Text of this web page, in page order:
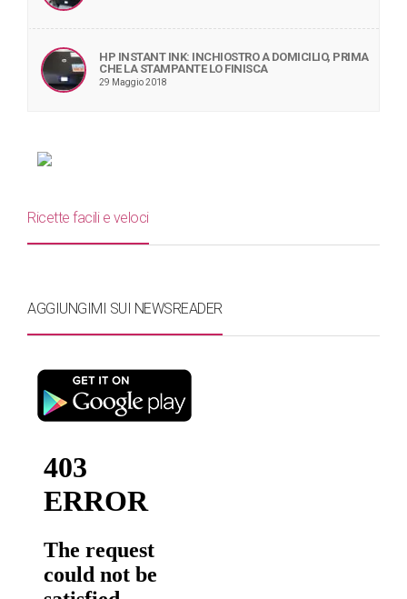
HP INSTANT INK: INCHIOSTRO A DOMICILIO, PRIMA
CHE LA STAMPANTE LO FINISCA
29 Maggio 2018
Ricette facili e veloci
AGGIUNGIMI SUI NEWSREADER